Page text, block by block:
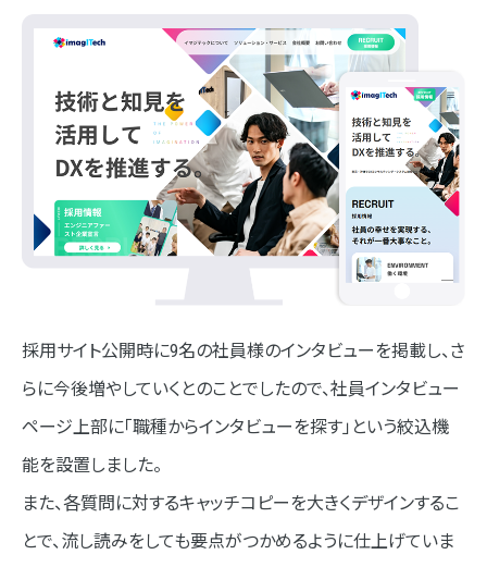
採用サイト公開時に9名の社員様のインタビューを掲載し、さ
らに今後増やしていくとのことでしたので、社員インタビュー
ページ上部に「職種からインタビューを探す」という絞込機
能を設置しました。
また、各質問に対するキャッチコピーを大きくデザインするこ
とで、流し読みをしても要点がつかめるように仕上げていま